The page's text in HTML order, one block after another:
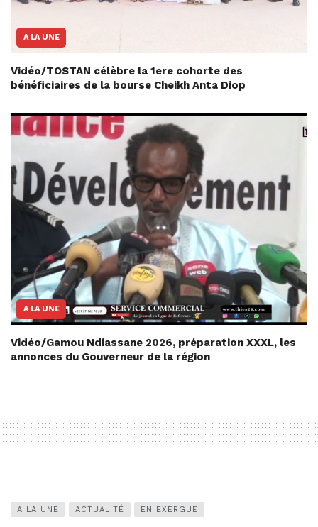
A LA UNE
Vidéo/TOSTAN célèbre la 1ere cohorte des
bénéficiaires de la bourse Cheikh Anta Diop
A LA UNE
Vidéo/Gamou Ndiassane 2026, préparation XXXL, les
annonces du Gouverneur de la région
A LA UNE ACTUALITÉ EN EXERGUE